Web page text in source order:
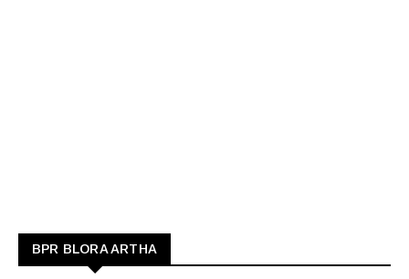
BPR BLORA ARTHA